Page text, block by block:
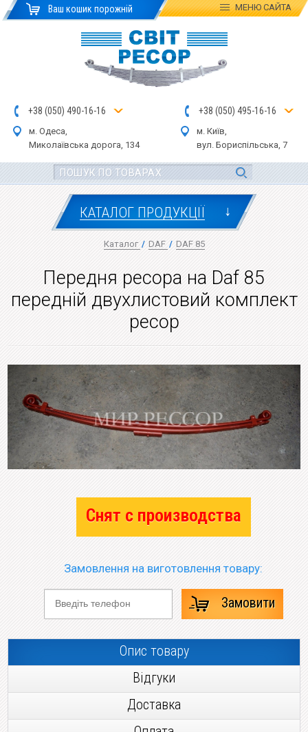
Ваш кошик порожній МЕНЮСАЙТА
+38 (050) 490-16-16
м. Одеса,
Миколаївська дорога, 134
+38 (050) 495-16-16
м. Київ,
вул. Бориспільська, 7
КАТАЛОГ ПРОДУКЦІЇ ↓
Каталог / DAF / DAF 85
Передня ресора на Daf 85
передній двухлистовий комплект
ресор
Снят с производства
Замовлення на виготовлення товару:
Замовити
Опис товару
Відгуки
Доставка